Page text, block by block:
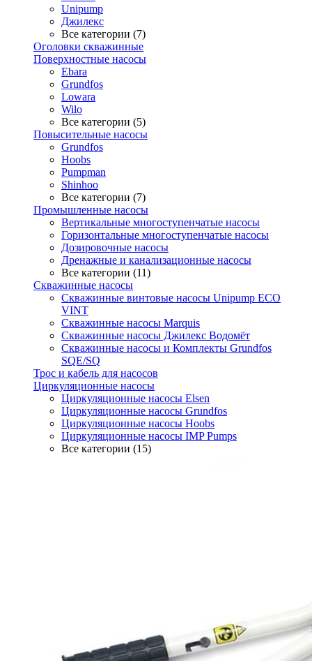
Unipump
Джилекс
Все категории (7)
Оголовки скважинные
Поверхностные насосы
Ebara
Grundfos
Lowara
Wilo
Все категории (5)
Повысительные насосы
Grundfos
Hoobs
Pumpman
Shinhoo
Все категории (7)
Промышленные насосы
Вертикальные многоступенчатые насосы
Горизонтальные многоступенчатые насосы
Дозировочные насосы
Дренажные и канализационные насосы
Все категории (11)
Скважинные насосы
Скважинные винтовые насосы Unipump ECO
VINT
Скважинные насосы Marquis
Скважинные насосы Джилекс Водомёт
Скважинные насосы и Комплекты Grundfos
SQE/SQ
Трос и кабель для насосов
Циркуляционные насосы
Циркуляционные насосы Elsen
Циркуляционные насосы Grundfos
Циркуляционные насосы Hoobs
Циркуляционные насосы IMP Pumps
Все категории (15)